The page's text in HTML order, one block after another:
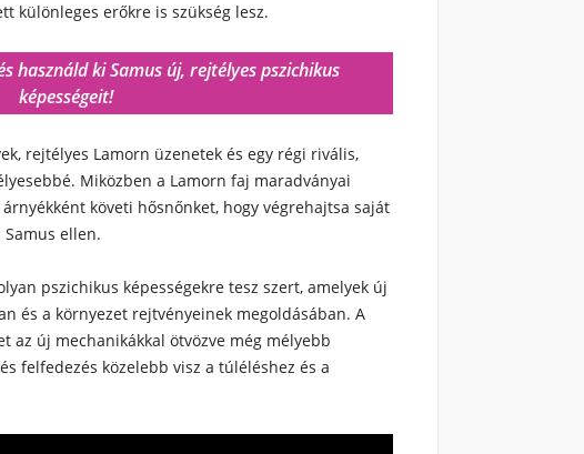
különleges erőkre is szükség lesz.
használd ki Samus új, rejtélyes pszichikus
képességeit!
rejtélyes Lamorn üzenetek és egy régi rivális,
Miközben a Lamorn faj maradványai
követi hősnőnket, hogy végrehajtsa saját
Samus ellen.
pszichikus képességekre tesz szert, amelyek új
és a környezet rejtvényeinek megoldásában. A
az új mechanikákkal ötvözve még mélyebb
felfedezés közelebb visz a túléléshez és a